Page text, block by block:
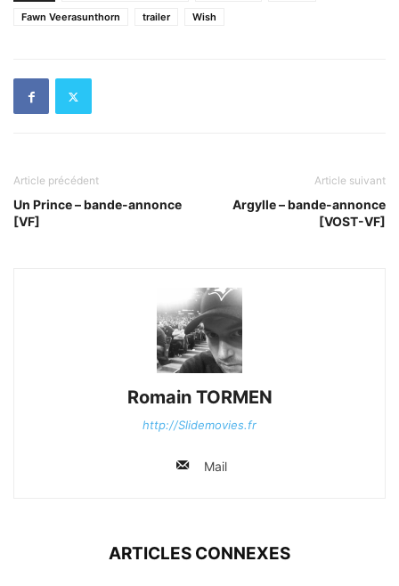
Fawn Veerasunthorn
trailer Wish
Article précédent
Un Prince – bande-annonce
[VF]
Article suivant
Argylle – bande-annonce
[VOST-VF]
Romain TORMEN
http://Slidemovies.fr
Mail
ARTICLES CONNEXES